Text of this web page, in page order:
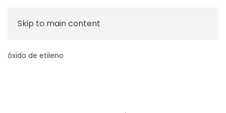
Skip to main content
óxido de etileno